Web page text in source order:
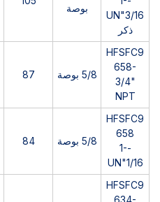
3/16"UN
ذكر
بوصة
HFSFC9
658-
3/4"
NPT
5/8 بوصة 87
HFSFC9
658
-1-
1/16"UN
5/8 بوصة 84
HFSFC9